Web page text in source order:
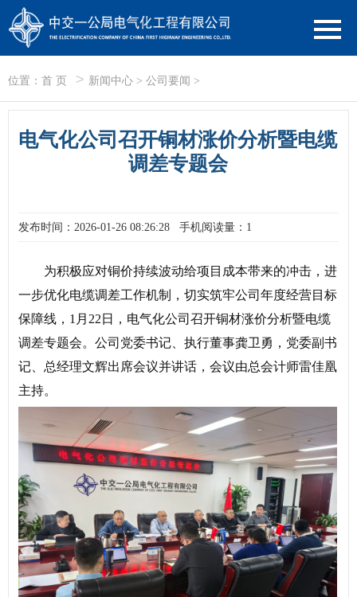
位置： 首 页 > 新闻中心 > 公司要闻 >
电气化公司召开铜材涨价分析暨电缆
调差专题会
发布时间：2026-01-26 08:26:28 手机阅读量：1
为积极应对铜价持续波动给项目成本带来的冲击，进
一步优化电缆调差工作机制，切实筑牢公司年度经营目标
保障线，1月22日，电气化公司召开铜材涨价分析暨电缆
调差专题会。公司党委书记、执行董事龚卫勇，党委副书
记、总经理文辉出席会议并讲话，会议由总会计师雷佳凰
主持。